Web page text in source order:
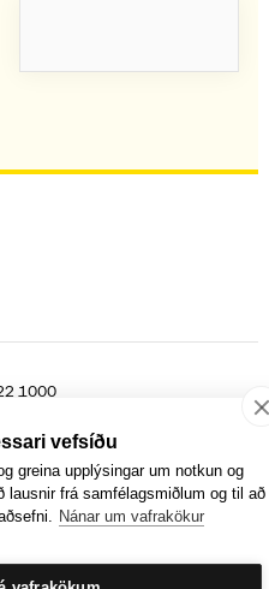
1000
umferðarþjónustu
YouTube
vefsíðu
greina upplýsingar um notkun og
lausnir frá samfélagsmiðlum og til að
Nánar um vafrakökur